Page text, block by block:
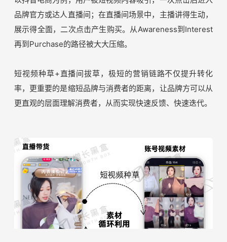
以抖音电商为例，用户被短视频内容吸引，一次点击后进入
品牌官方或达人直播间；在直播间场景中，主播讲得生动，
展示得全面，二次点击产生购买。从Awareness到Interest
再到Purchase的路径被大大压缩。
短视频种草+直播间拔草，极短的营销链路不仅提升转化
率，更重要的是缩短品牌与消费者的距离，让品牌方可以从